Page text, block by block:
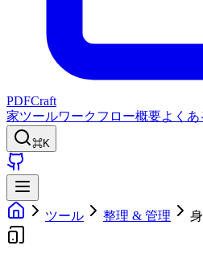
PDFCraft
家ツールワークフロー概要よくあ
⌘K
ツール 整理 & 管理